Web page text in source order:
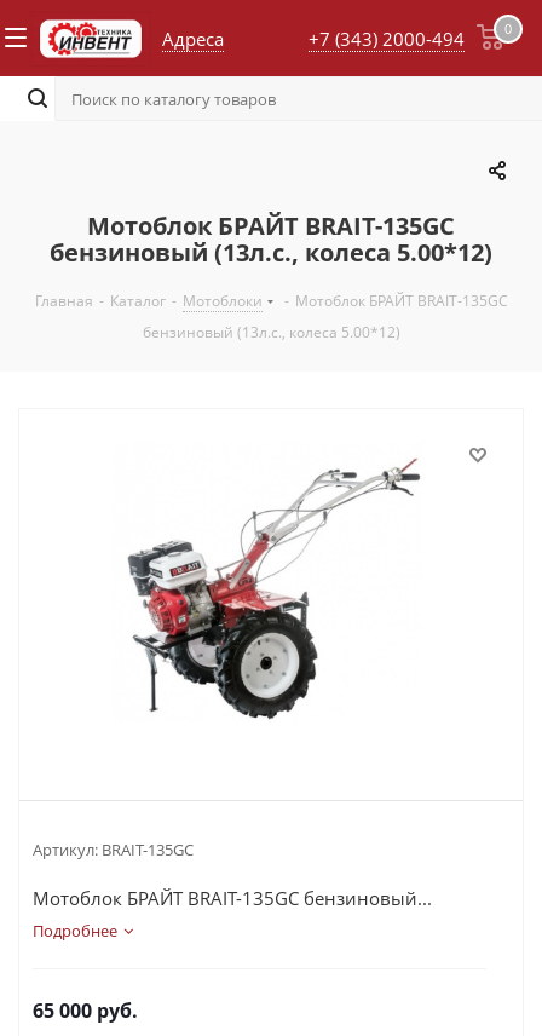
Адреса 0
+7 (343) 2000-494
Мотоблок БРАЙТ BRAIT-135GC
бензиновый (13л.с., колеса 5.00*12)
Главная - Каталог - Мотоблоки - Мотоблок БРАЙТ BRAIT-135GC
бензиновый (13л.с., колеса 5.00*12)
Артикул: BRAIT-135GC
Мотоблок БРАЙТ BRAIT-135GC бензиновый...
Подробнее
65 000 руб.